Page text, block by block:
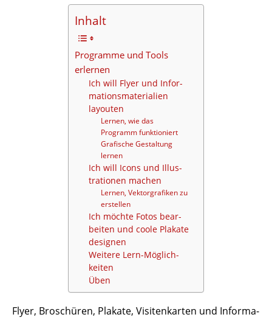
Inhalt
Programme und Tools
erlernen
Ich will Flyer und Infor­
ma­ti­ons­ma­te­rialien
layouten
Lernen, wie das
Programm funktioniert
Grafische Gestaltung
lernen
Ich will Icons und Illus­
tra­tionen machen
Lernen, Vektor­gra­fiken zu
erstellen
Ich möchte Fotos bear­
beiten und coole Plakate
designen
Weitere Lern-Möglich­
keiten
Üben
Flyer, Broschüren, Plakate, Visi­ten­karten und Infor­ma­